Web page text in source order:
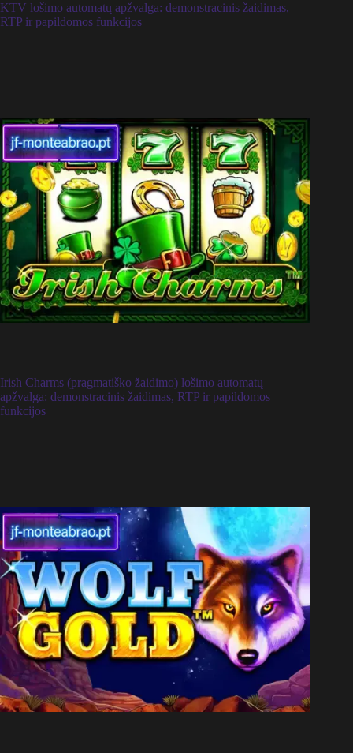
KTV lošimo automatų apžvalga: demonstracinis žaidimas,
RTP ir papildomos funkcijos
Irish Charms (pragmatiško žaidimo) lošimo automatų
apžvalga: demonstracinis žaidimas, RTP ir papildomos
funkcijos